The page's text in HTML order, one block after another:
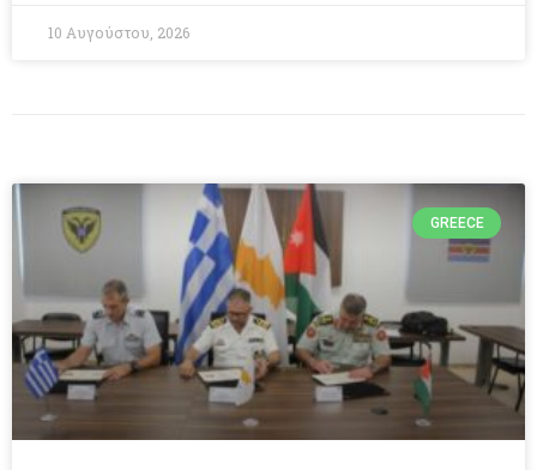
10 Αυγούστου, 2026
GREECE